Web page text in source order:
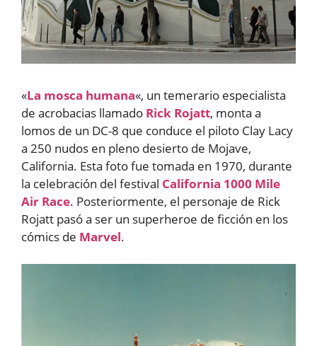
«La mosca humana«, un temerario especialista
de acrobacias llamado Rick Rojatt, monta a
lomos de un DC-8 que conduce el piloto Clay Lacy
a 250 nudos en pleno desierto de Mojave,
California. Esta foto fue tomada en 1970, durante
la celebración del festival California 1000 Mile
Air Race. Posteriormente, el personaje de Rick
Rojatt pasó a ser un superheroe de ficción en los
cómics de Marvel.